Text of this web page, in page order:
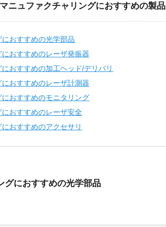
ニュファクチャリングにおすすめの製品
おすすめの光学部品
おすすめのレーザ発振器
おすすめの加工ヘッド/デリバリ
おすすめのレーザ計測器
おすすめのモニタリング
おすすめのレーザ安全
おすすめのアクセサリ
グにおすすめの光学部品